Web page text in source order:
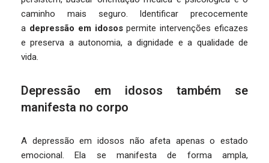
caminho mais seguro. Identificar precocemente
a depressão em idosospermite intervenções eficazes
e preserva a autonomia, a dignidade e a qualidade de
vida.
Depressão em idosos também se
manifesta no corpo
A depressão em idosos não afeta apenas o estado
emocional. Ela se manifesta de forma ampla,